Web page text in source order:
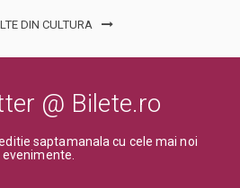
DIN CULTURA
@ Bilete.ro
saptamanala cu cele mai noi
evenimente.